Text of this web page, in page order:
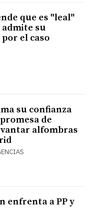
que es "leal"
admite su
el caso
su confianza
de
alfombras
enfrenta a PP y